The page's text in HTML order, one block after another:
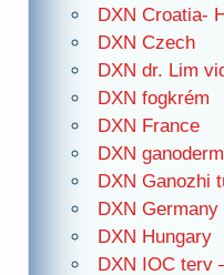
DXN Croatia-
DXN Czech
DXN dr. Lim
DXN fogkrém
DXN France
DXN
DXN Ganozhi
DXN Germany
DXN Hungary
DXN IOC terv